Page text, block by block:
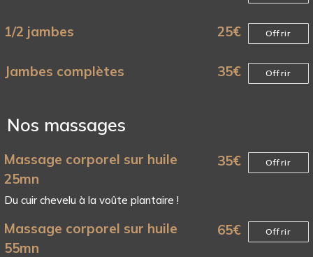
1/2 jambes 25€ Offrir
Jambes complètes 35€ Offrir
Nos massages
Massage corporel sur huile
25mn
35€ Offrir
Du cuir chevelu à la voûte plantaire !
Massage corporel sur huile
55mn
65€ Offrir